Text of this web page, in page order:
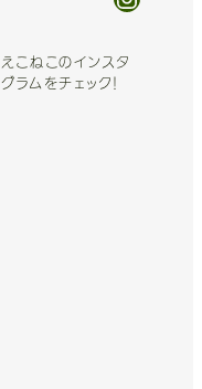
えこねこのインスタ
グラムをチェック！